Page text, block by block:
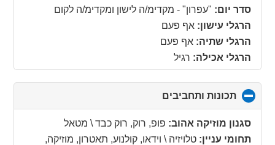
collapse
contents
סדר יום: "עפרון" - מקדימ/ה לישון ומקדימ/ה לקום
הרגלי עישון: אף פעם
הרגלי שתיה: אף פעם
הרגלי אכילה: רגיל
תכונות ותחביבים
to
collapse
contents
סגנון מוזיקה אהוב: פופ, רוק, רוק כבד \ מטאל
תחומי עניין: טלויזיה \ וידאו, קולנוע, תאטרון, מוזיקה,